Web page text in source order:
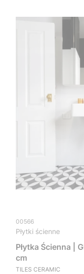
00566
Płytki ścienne
Płytka Ścienna |
cm
TILES CERAMIC